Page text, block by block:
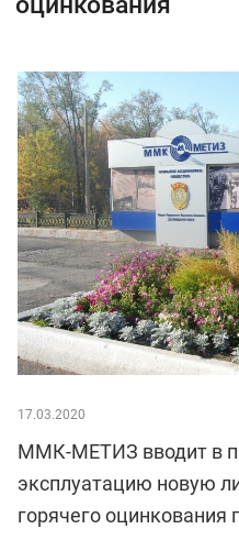
17.03.2020
ММК-МЕТИЗ вводит в
эксплуатацию новую
горячего